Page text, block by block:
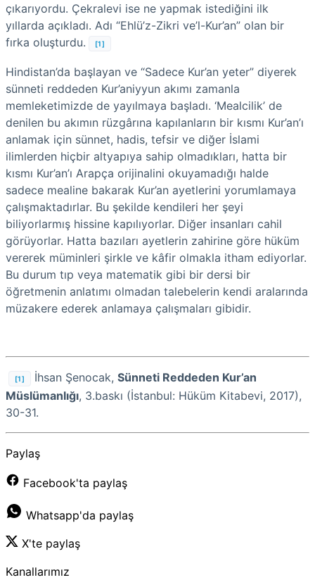
çıkarıyordu. Çekralevi ise ne yapmak istediğini ilk
yıllarda açıkladı. Adı “Ehlü’z-Zikri ve’l-Kur’an” olan bir
fırka oluşturdu.
[1]
Hindistan’da başlayan ve “Sadece Kur’an yeter” diyerek
sünneti reddeden Kur’aniyyun akımı zamanla
memleketimizde de yayılmaya başladı. ‘Mealcilik’ de
denilen bu akımın rüzgârına kapılanların bir kısmı Kur’an’ı
anlamak için sünnet, hadis, tefsir ve diğer İslami
ilimlerden hiçbir altyapıya sahip olmadıkları, hatta bir
kısmı Kur’an’ı Arapça orijinalini okuyamadığı halde
sadece mealine bakarak Kur’an ayetlerini yorumlamaya
çalışmaktadırlar. Bu şekilde kendileri her şeyi
biliyorlarmış hissine kapılıyorlar. Diğer insanları cahil
görüyorlar. Hatta bazıları ayetlerin zahirine göre hüküm
vererek müminleri şirkle ve kâfir olmakla itham ediyorlar.
Bu durum tıp veya matematik gibi bir dersi bir
öğretmenin anlatımı olmadan talebelerin kendi aralarında
müzakere ederek anlamaya çalışmaları gibidir.
[1] İhsan Şenocak,Sünneti Reddeden Kur’an
Müslümanlığı, 3.baskı (İstanbul: Hüküm Kitabevi, 2017),
30-31.
Paylaş
Facebook'ta paylaş
Whatsapp'da paylaş
X'te paylaş
Kanallarımız